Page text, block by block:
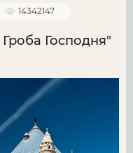
14342147
Господня"